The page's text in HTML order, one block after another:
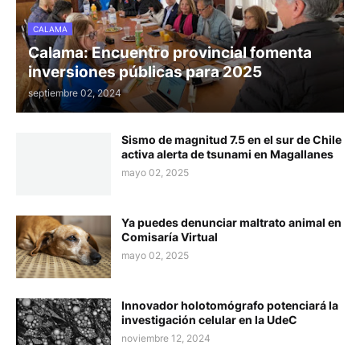
CALAMA
Calama: Encuentro provincial fomenta
inversiones públicas para 2025
septiembre 02, 2024
Sismo de magnitud 7.5 en el sur de Chile
activa alerta de tsunami en Magallanes
mayo 02, 2025
Ya puedes denunciar maltrato animal en
Comisaría Virtual
mayo 02, 2025
Innovador holotomógrafo potenciará la
investigación celular en la UdeC
noviembre 12, 2024